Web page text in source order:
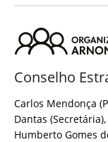
Conselho
Carlos Mendonça
Dantas
Humberto Gomes